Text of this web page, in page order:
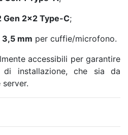
Gen 2×2 Type-C;
3,5 mm per cuffie/microfono.
accessibili per garantire
installazione, che sia da